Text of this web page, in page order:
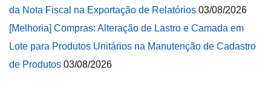
da Nota Fiscal na Exportação de Relatórios 03/08/2026
[Melhoria] Compras: Alteração de Lastro e Camada em
Lote para Produtos Unitários na Manutenção de Cadastro
de Produtos 03/08/2026